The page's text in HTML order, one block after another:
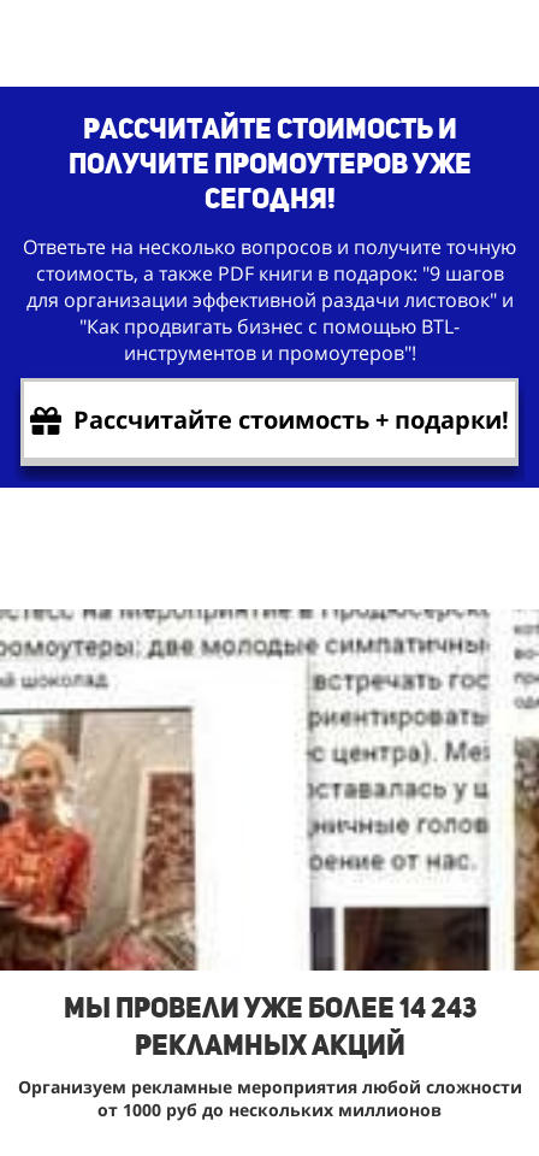
Рассчитайте стоимость и
получите промоутеров уже
сегодня!
Ответьте на несколько вопросов и получите точную
стоимость, а также PDF книги в подарок: "9 шагов
для организации эффективной раздачи листовок" и
"Как продвигать бизнес с помощью BTL-
инструментов и промоутеров"!
Рассчитайте стоимость + подарки!
Мы Провели уже более 14 243
рекламных акций
Организуем рекламные мероприятия любой сложности
от 1000 руб до нескольких миллионов